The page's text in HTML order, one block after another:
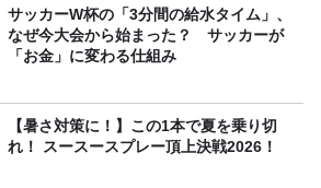
サッカーW杯の「3分間の給水タイム」、
なぜ今大会から始まった？ サッカーが
「お金」に変わる仕組み
【暑さ対策に！】この1本で夏を乗り切
れ！ スースースプレー頂上決戦2026！